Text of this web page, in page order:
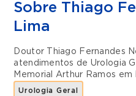
Sobre Thiago
Lima
Doutor Thiago Fernandes
atendimentos de Urologia
Memorial Arthur Ramos em
Urologia Geral